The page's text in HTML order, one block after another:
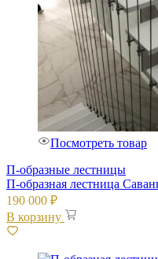
Посмотреть товар
П-образные лестницы
П-образная лестница
190 000 ₽
В корзину